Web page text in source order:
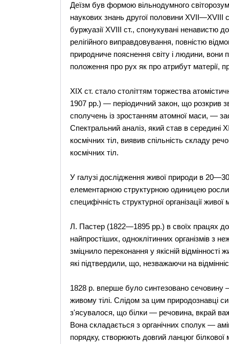
Деїзм був формою вільнодумного
наукових знань другої половини XVII—XVIII
буржуазії XVIII ст., спонукувані ненавистю
релігійного виправдовування, повністю
природниче пояснення світу і людини, вони
положення про рух як про атрибут матерії,
XIX ст. стало століттям торжества
1907 рр.) — періодичний закон, що розкрив
сполучень із зростанням атомної маси, —
Спектральний аналіз, який став в середині
космічних тіл, виявив спільність складу
космічних тіл.
У галузі дослідження живої природи в
елементарною структурною одиницею
специфічність структурної організації
Л. Пастер (1822—1895 рр.) в своїх працях
найпростіших, одноклітинних організмів з
зміцнило переконання у якісній
які підтвердили, що, незважаючи на
1828 р. вперше було синтезовано сечовину
живому тілі. Слідом за цим природознавці
з'ясувалося, що білки — речовина, вкрай
Вона складається з органічних сполук —
порядку, створюють довгий ланцюг білкової